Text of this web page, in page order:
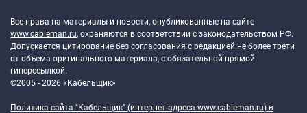
Все права на материалы и новости, опубликованные на сайте
www.cableman.ru, охраняются в соответствии с законодательством РФ.
Допускается цитирование без согласования с редакцией не более трети
от объема оригинального материала, с обязательной прямой
гиперссылкой.
©2005 - 2026 «Кабельщик»
Политика сайта "Кабельщик" (интернет-адреса www.cableman.ru) в